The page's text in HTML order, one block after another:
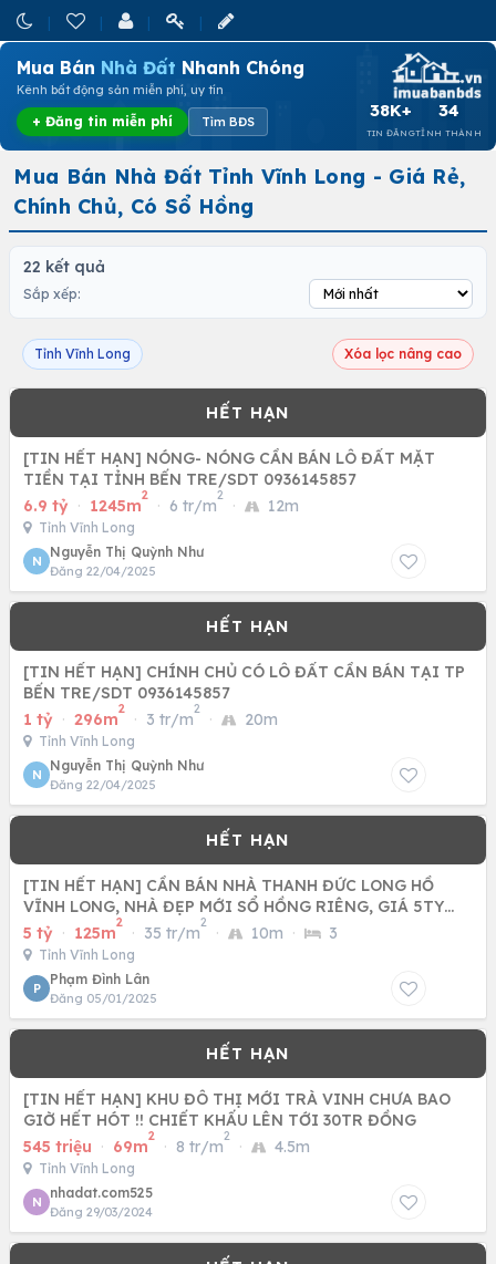
Mua Bán Nhà Đất Nhanh Chóng
Kênh bất động sản miễn phí, uy tín
+ Đăng tin miễn phí Tìm BĐS
38K+
TIN ĐĂNG
34
TỈNH THÀNH
Mua Bán Nhà Đất Tỉnh Vĩnh Long - Giá Rẻ,
Chính Chủ, Có Sổ Hồng
22 kết quả
Sắp xếp:
Tỉnh Vĩnh Long Xóa lọc nâng cao
[TIN HẾT HẠN] NÓNG- NÓNG CẦN BÁN LÔ ĐẤT MẶT
TIỀN TẠI TỈNH BẾN TRE/SDT 0936145857
6.9 tỷ · 1245m
2
· 6 tr/m
2
· 12m
Tỉnh Vĩnh Long
N
Nguyễn Thị Quỳnh Như
Đăng 22/04/2025
[TIN HẾT HẠN] CHÍNH CHỦ CÓ LÔ ĐẤT CẦN BÁN TẠI TP
BẾN TRE/SDT 0936145857
1 tỷ · 296m
2
· 3 tr/m
2
· 20m
Tỉnh Vĩnh Long
N
Nguyễn Thị Quỳnh Như
Đăng 22/04/2025
[TIN HẾT HẠN] CẦN BÁN NHÀ THANH ĐỨC LONG HỒ
VĨNH LONG, NHÀ ĐẸP MỚI SỔ HỒNG RIÊNG, GIÁ 5TY
THƯƠNG LƯỢNG
5 tỷ · 125m
2
· 35 tr/m
2
· 10m · 3
Tỉnh Vĩnh Long
P
Phạm Đình Lân
Đăng 05/01/2025
[TIN HẾT HẠN] KHU ĐÔ THỊ MỚI TRÀ VINH CHƯA BAO
GIỜ HẾT HÓT !! CHIẾT KHẤU LÊN TỚI 30TR ĐỒNG
545 triệu · 69m
2
· 8 tr/m
2
· 4.5m
Tỉnh Vĩnh Long
N
nhadat.com525
Đăng 29/03/2024